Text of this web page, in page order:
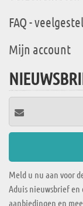
FAQ -
Mijn account
Meld u nu aan voor
Aduis nieuwsbrief
aanbiedingen en